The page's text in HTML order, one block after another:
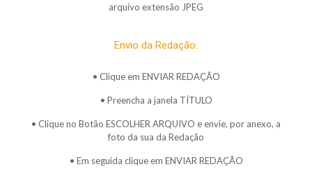
arquivo extensão JPEG
Envio da Redação:
• Clique em ENVIAR REDAÇÃO
• Preencha a janela TÍTULO
• Clique no Botão ESCOLHER ARQUIVO e envie, por anexo, a
foto da sua da Redação
• Em seguida clique em ENVIAR REDAÇÃO